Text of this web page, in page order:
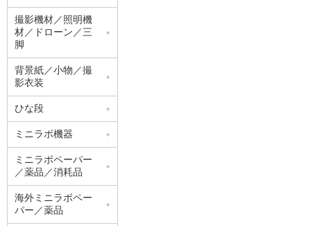
撮影機材／照明機
材／ドローン／三
脚
背景紙／小物／撮
影衣装
ひな段
ミニラボ機器
ミニラボペーパー
／薬品／消耗品
海外ミニラボペー
パー／薬品